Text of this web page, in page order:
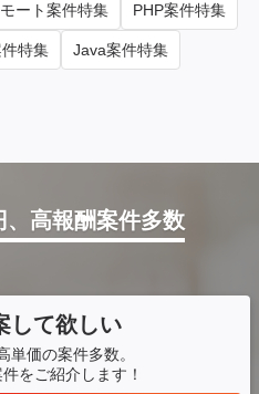
ート案件特集 PHP案件特集
特集 Java案件特集
高報酬案件多数
して欲しい
単価の案件多数。
をご紹介します！